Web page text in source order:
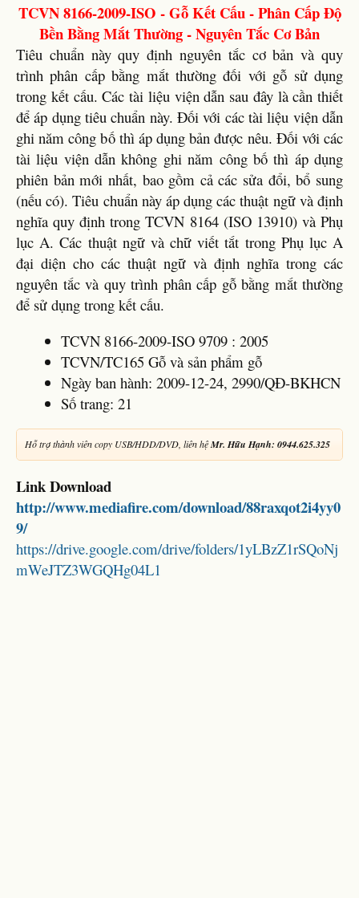
TCVN 8166-2009-ISO - Gỗ Kết Cấu - Phân Cấp Độ
Bền Bằng Mắt Thường - Nguyên Tắc Cơ Bản
Tiêu chuẩn này quy định nguyên tắc cơ bản và quy
trình phân cấp bằng mắt thường đối với gỗ sử dụng
trong kết cấu. Các tài liệu viện dẫn sau đây là cần thiết
để áp dụng tiêu chuẩn này. Đối với các tài liệu viện dẫn
ghi năm công bố thì áp dụng bản được nêu. Đối với các
tài liệu viện dẫn không ghi năm công bố thì áp dụng
phiên bản mới nhất, bao gồm cả các sửa đổi, bổ sung
(nếu có). Tiêu chuẩn này áp dụng các thuật ngữ và định
nghĩa quy định trong TCVN 8164 (ISO 13910) và Phụ
lục A. Các thuật ngữ và chữ viết tắt trong Phụ lục A
đại diện cho các thuật ngữ và định nghĩa trong các
nguyên tắc và quy trình phân cấp gỗ bằng mắt thường
để sử dụng trong kết cấu.
TCVN 8166-2009-ISO 9709 : 2005
TCVN/TC165 Gỗ và sản phẩm gỗ
Ngày ban hành: 2009-12-24, 2990/QĐ-BKHCN
Số trang: 21
Hỗ trợ thành viên copy USB/HDD/DVD, liên hệMr. Hữu Hạnh: 0944.625.325
Link Download
http://www.mediafire.com/download/88raxqot2i4yy0
9/
https://drive.google.com/drive/folders/1yLBzZ1rSQoNj
mWeJTZ3WGQHg04L1